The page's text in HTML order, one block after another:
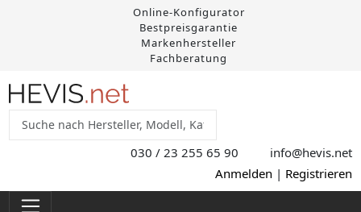
Online-Konfigurator
Bestpreisgarantie
Markenhersteller
Fachberatung
030 / 23 255 65 90 info@hevis.net
Anmelden | Registrieren